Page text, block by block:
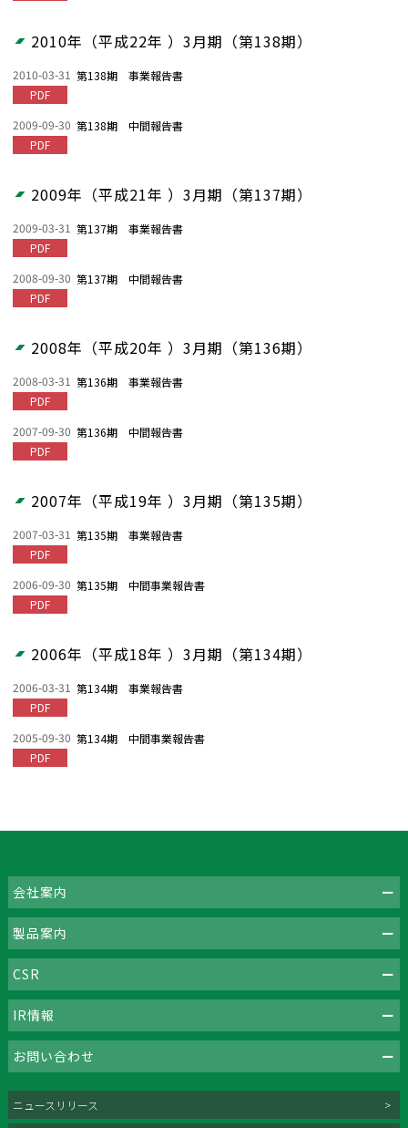
2010年（平成22年 ）3月期（第138期）
2010-03-31
PDF
第138期 事業報告書
2009-09-30
PDF
第138期 中間報告書
2009年（平成21年 ）3月期（第137期）
2009-03-31
PDF
第137期 事業報告書
2008-09-30
PDF
第137期 中間報告書
2008年（平成20年 ）3月期（第136期）
2008-03-31
PDF
第136期 事業報告書
2007-09-30
PDF
第136期 中間報告書
2007年（平成19年 ）3月期（第135期）
2007-03-31
PDF
第135期 事業報告書
2006-09-30
PDF
第135期 中間事業報告書
2006年（平成18年 ）3月期（第134期）
2006-03-31
PDF
第134期 事業報告書
2005-09-30
PDF
第134期 中間事業報告書
会社案内
製品案内
CSR
IR情報
お問い合わせ
ニュースリリース